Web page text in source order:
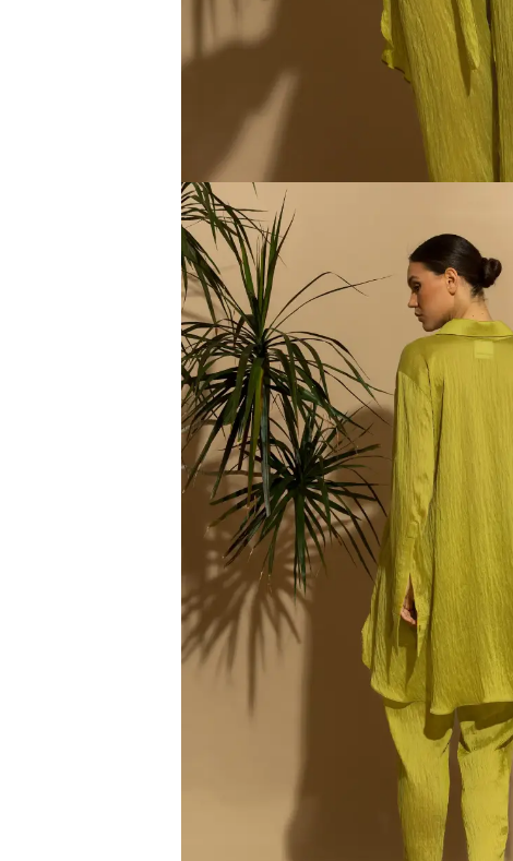
Type anything to search, then press